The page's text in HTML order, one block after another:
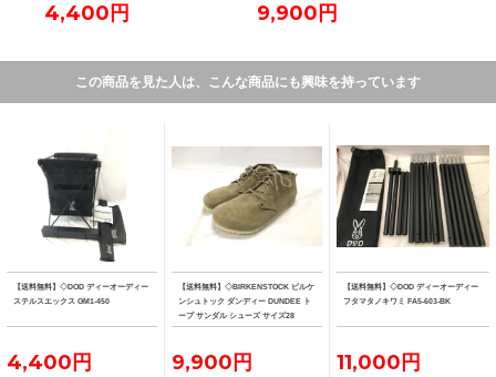
4,400円 9,900円
この商品を見た人は、こんな商品にも興味を持っています
【送料無料】◇DOD ディーオーディー
ステルスエックス GM1-450
4,400円
【送料無料】◇BIRKENSTOCK ビルケ
ンシュトック ダンディー DUNDEE ト
ープ サンダル シューズ サイズ28
9,900円
【送料無料】◇DOD ディーオーディー
フタマタノキワミ FA5-603-BK
11,000円